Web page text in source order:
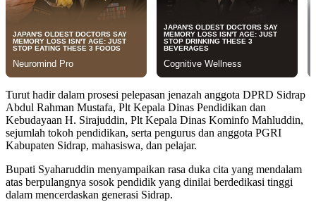
Turut hadir dalam prosesi pelepasan jenazah anggota DPRD Sidrap
Abdul Rahman Mustafa, Plt Kepala Dinas Pendidikan dan
Kebudayaan H. Sirajuddin, Plt Kepala Dinas Kominfo Mahluddin,
sejumlah tokoh pendidikan, serta pengurus dan anggota PGRI
Kabupaten Sidrap, mahasiswa, dan pelajar.
Bupati Syaharuddin menyampaikan rasa duka cita yang mendalam
atas berpulangnya sosok pendidik yang dinilai berdedikasi tinggi
dalam mencerdaskan generasi Sidrap.